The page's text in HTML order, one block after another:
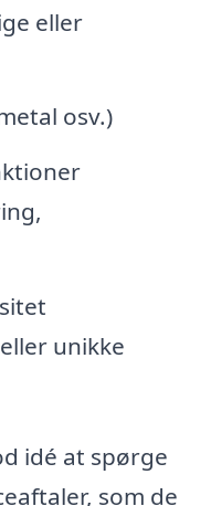
eller
osv.)
unikke
idé at spørge
som de